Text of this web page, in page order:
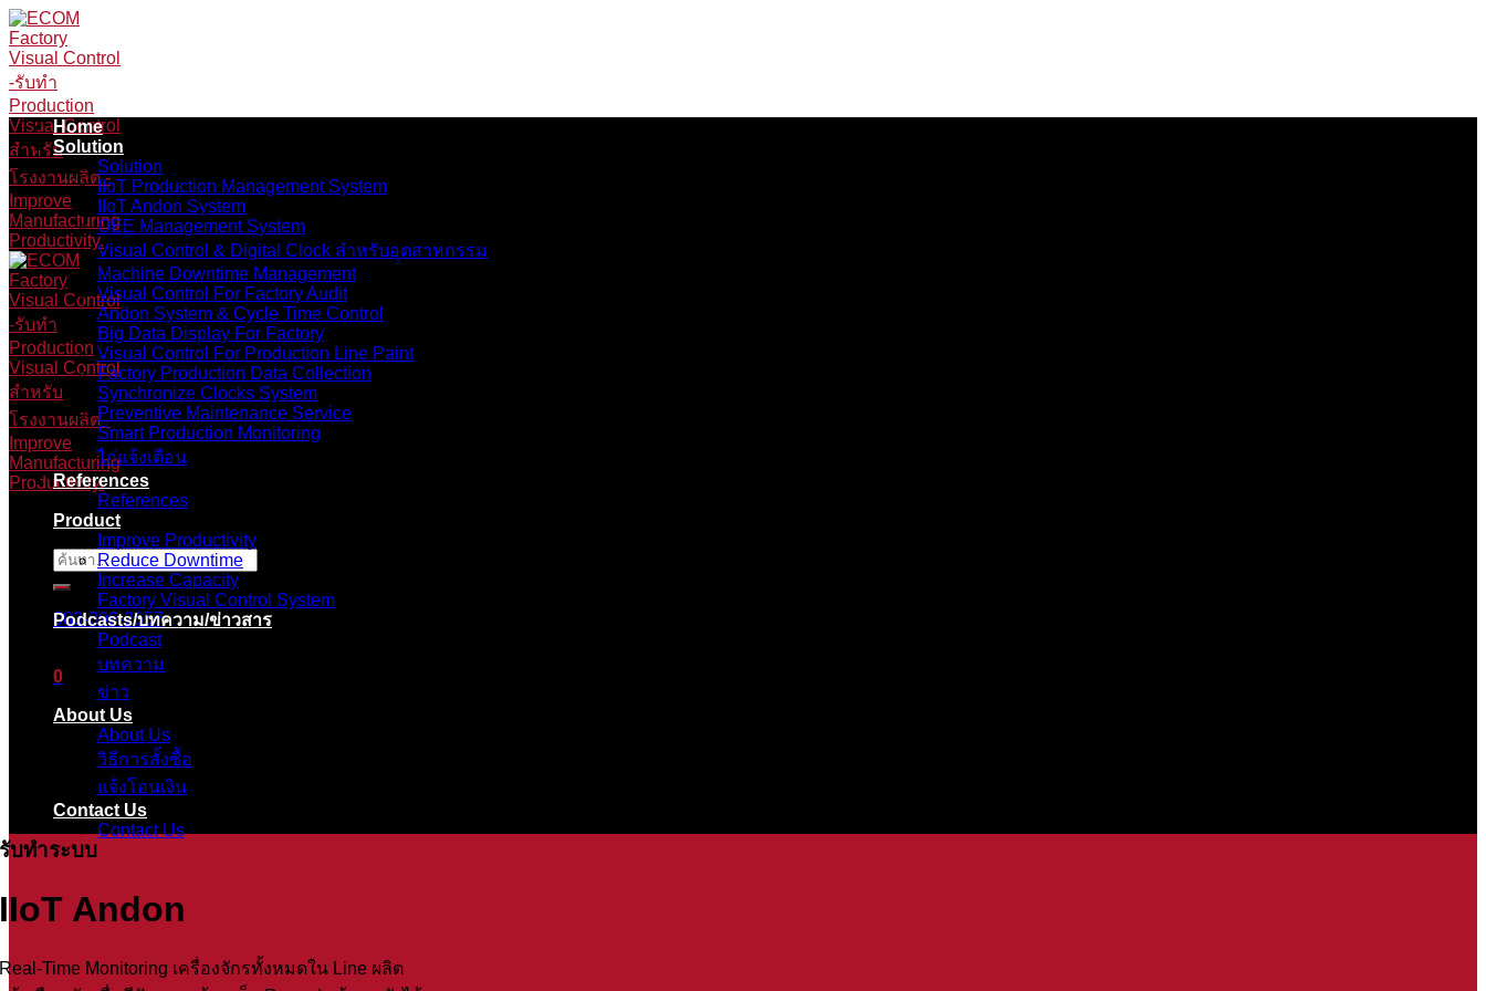
Skip
to
content
ค้นหา:
083-096-2657
0
ตะกร้าสินค้า
ไม่มีสินค้าในตะกร้า
Home
Solution
Solution
IIoT Production Management System
IIoT Andon System
OEE Management System
Visual Control & Digital Clock สำหรับอุตสาหกรรม
Machine Downtime Management
Visual Control For Factory Audit
Andon System & Cycle Time Control
Big Data Display For Factory
Visual Control For Production Line Paint
Factory Production Data Collection
Synchronize Clocks System
Preventive Maintenance Service
Smart Production Monitoring
ไก่แจ้งเตือน
References
References
Product
Improve Productivity
Reduce Downtime
Increase Capacity
Factory Visual Control System
Podcasts/บทความ/ข่าวสาร
Podcast
บทความ
ข่าว
About Us
About Us
วิธีการสั้งซื้อ
แจ้งโอนเงิน
Contact Us
Contact Us
รับทำระบบ
IIoT Andon
Real-Time Monitoring เครื่องจักรทั้งหมดใน Line ผลิต